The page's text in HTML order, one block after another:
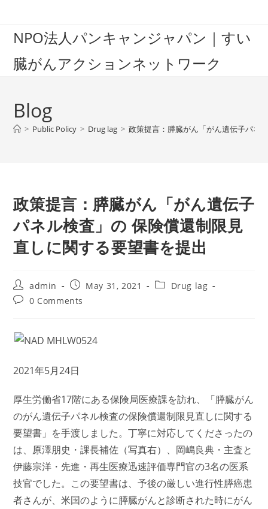
contentNPO法人パンキャンジャパン｜すい
臓がんアクションネットワーク
Blog
> Public Policy > Drug lag > 政策提言：膵臓がん「がん遺伝子パネ
政策提言：膵臓がん「がん遺伝子
パネル検査」の 保険償還制限見
直しに関する要望書を提出
Post
author:
admin
Post
published:
May 31, 2021
PostDrug lag
Post0 Comments
2021年5月24日
厚生労働省17階にある保険局医療課を訪れ、「膵臓がん
のがん遺伝子パネル検査の保険償還制限見直しに関する
要望書」を手渡しました。丁寧に対応してくださったの
は、原澤朋史・課長補佐（写真右）、岡嶋良典・主査と
伊藤宗洋・先進・再生医療迅速評価専門官の3名の医系
技官でした。この要望書は、予後の厳しい進行性膵癌患
者さんが、米国のように膵臓がんと診断された時にがん